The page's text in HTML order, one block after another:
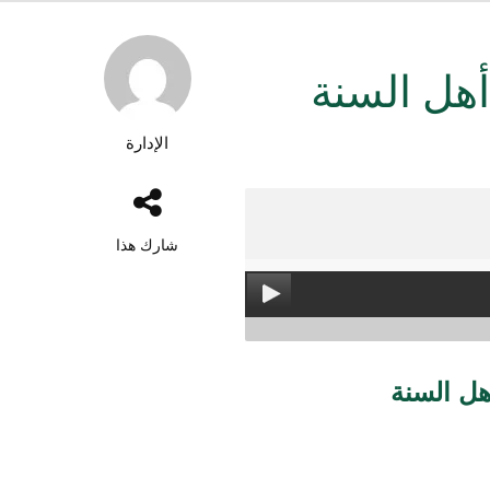
الإدارة
شارك هذا
السنة
السنة